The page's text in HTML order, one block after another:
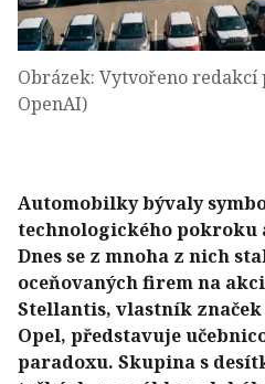
Obrázek: Vytvořeno redakcí
OpenAI)
Automobilky bývaly
technologického pokroku
Dnes se z mnoha z nich
oceňovaných firem na
Stellantis, vlastník značek
Opel, představuje
paradoxu. Skupina s